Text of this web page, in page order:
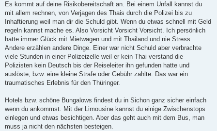
Es kommt auf deine Risikobereitschaft an. Bei einem Unfall kannst du
mit allem rechnen, von Verjagen des Thais durch die Polizei bis zu
Inhaftierung weil man dir die Schuld gibt. Wenn du etwas schnell mit Geld
regeln kannst mache es. Also Vorsicht Vorsicht Vorsicht. Ich persönlich
hatte immer Glück mit Mietwagen und mit Thailand und nie Stress.
Andere erzählen andere Dinge. Einer war nicht Schuld aber verbrachte
viele Stunden in einer Polizeizelle weil er kein Thai verstand die
Polizisten kein Deutsch bis der Reiseleiter ihn gefunden hatte und
auslöste, bzw. eine kleine Strafe oder Gebühr zahlte. Das war ein
traumatisches Erlebnis für den Thüringer.
Hotels bzw. schöne Bungalows findest du in Sichon ganz sicher einfach
wenn du ankommst. Mit der Limousine kannst du einige Zwischenstops
einlegen und etwas besichtigen. Aber das geht auch mit dem Bus, man
muss ja nicht den nächsten besteigen.